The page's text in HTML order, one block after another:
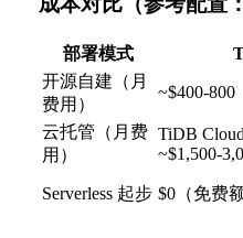
部署模式
开源自建（月
费用）
~$400-800
云托管（月费
用）
TiDB
~$1,500-
Serverless 起步 $0（免费